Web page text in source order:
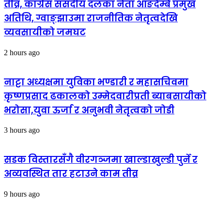
तीव्र, कांग्रेस संसदीय दलका नेता आङदेम्बे प्रमुख
अतिथि, ग्वाङ्झाउमा राजनीतिक नेतृत्वदेखि
व्यवसायीको जमघट
2 hours ago
नाट्टा अध्यक्षमा युविका भण्डारी र महासचिवमा
कृष्णप्रसाद ढकालको उम्मेदवारीप्रती ब्याबसायीको
भरोसा,युवा ऊर्जा र अनुभवी नेतृत्वको जोडी
3 hours ago
सडक विस्तारसँगै वीरगञ्जमा खाल्डाखुल्डी पुर्ने र
अव्यवस्थित तार हटाउने काम तीव्र
9 hours ago